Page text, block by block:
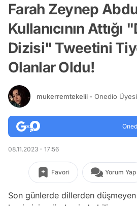
Farah Zeynep
Kullanıcının Attığı
Dizisi" Tweetini
Olanlar Oldu!
mukerremtekelii - Onedio Üyesi
08.11.2023 - 17:56
Favori Yorum Yap
Son günlerde dillerden